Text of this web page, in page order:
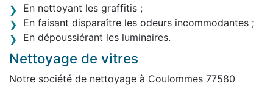
En nettoyant les graffitis ;
En faisant disparaître les odeurs incommodantes ;
En dépoussiérant les luminaires.
Nettoyage de vitres
Notre société de nettoyage à Coulommes 77580